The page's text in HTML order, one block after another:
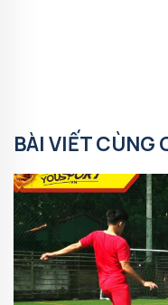
BÀI VIẾT CÙNG